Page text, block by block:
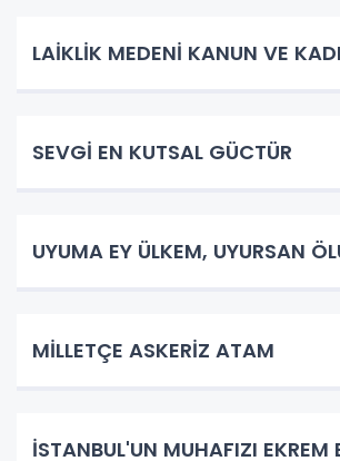
LAİKLİK MEDENİ KANUN VE
SEVGİ EN KUTSAL GÜCTÜR
UYUMA EY ÜLKEM, UYURSAN
​MİLLETÇE ASKERİZ ATAM